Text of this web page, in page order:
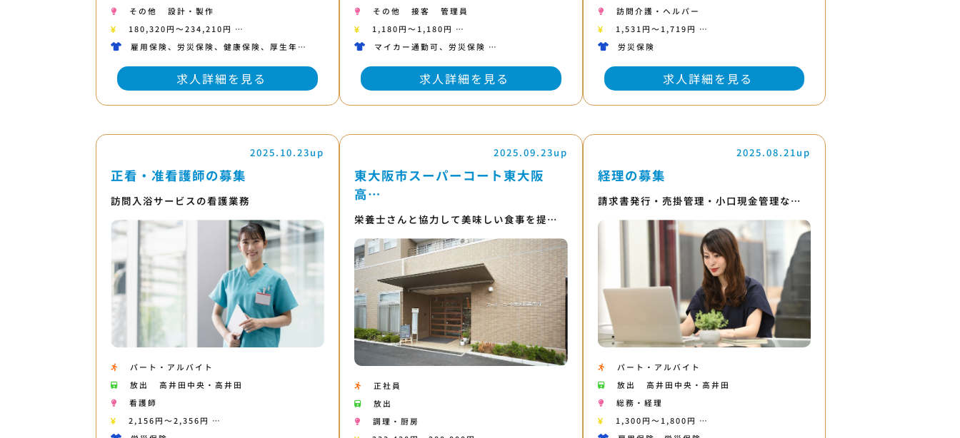
その他
設計・製作
180,320円〜234,210円 …
雇用保険、労災保険、健康保険、厚生年…
求人詳細を見る
その他
接客
管理員
1,180円〜1,180円 …
マイカー通勤可、労災保険 …
求人詳細を見る
訪問介護・ヘルパー
1,531円〜1,719円 …
労災保険
求人詳細を見る
2025.10.23up
正看・准看護師の募集
訪問入浴サービスの看護業務
パート・アルバイト
放出
高井田中央・高井田
看護師
2,156円〜2,356円 …
2025.09.23up
東大阪市スーパーコート東大阪
高…
栄養士さんと協力して美味しい食事を提…
正社員
放出
調理・厨房
2025.08.21up
経理の募集
請求書発行・売掛管理・小口現金管理な…
パート・アルバイト
放出
高井田中央・高井田
総務・経理
1,300円〜1,800円 …